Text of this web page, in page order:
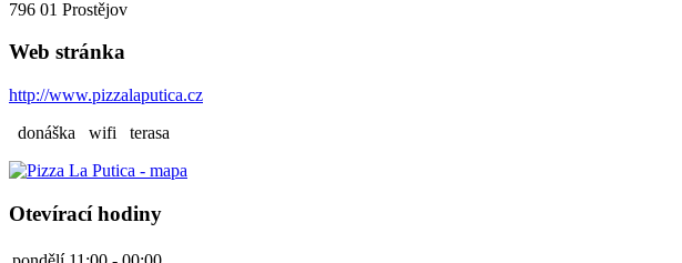
796 01 Prostějov
Web stránka
http://www.pizzalaputica.cz
donáška
wifi terasa
Otevírací hodiny